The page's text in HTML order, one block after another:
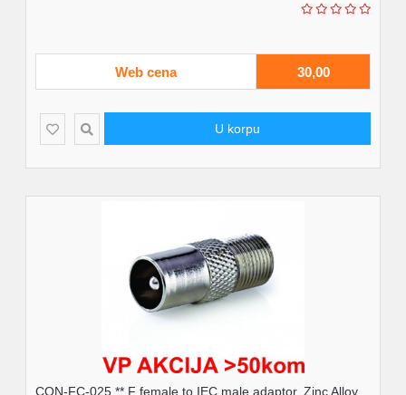
Web cena 30,00
U korpu
CON-FC-025 ** F female to IEC male adaptor, Zinc Alloy